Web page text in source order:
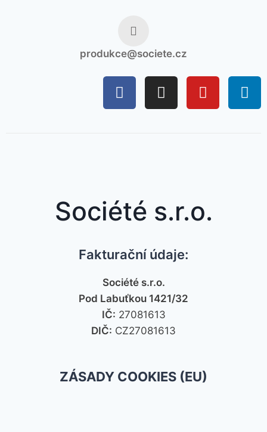
produkce@societe.cz
Société s.r.o.
Fakturační údaje:
Société s.r.o.
Pod Labuťkou 1421/32
IČ: 27081613
DIČ: CZ27081613
ZÁSADY COOKIES (EU)